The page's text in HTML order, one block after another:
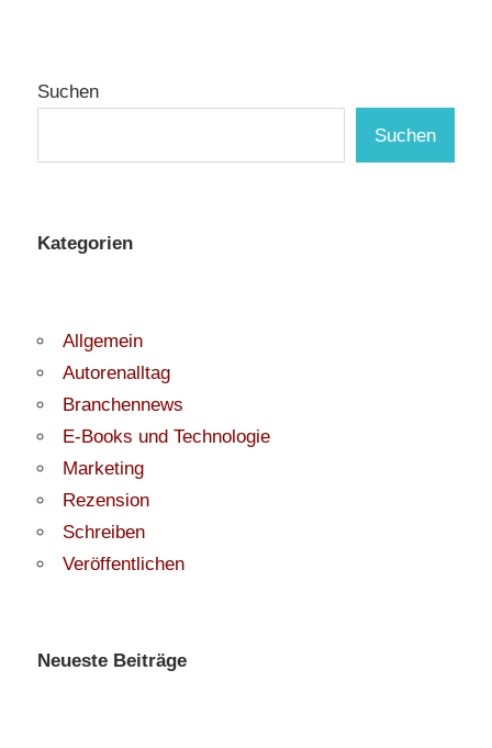
Suchen
Suchen
Kategorien
Allgemein
Autorenalltag
Branchennews
E-Books und Technologie
Marketing
Rezension
Schreiben
Veröffentlichen
Neueste Beiträge